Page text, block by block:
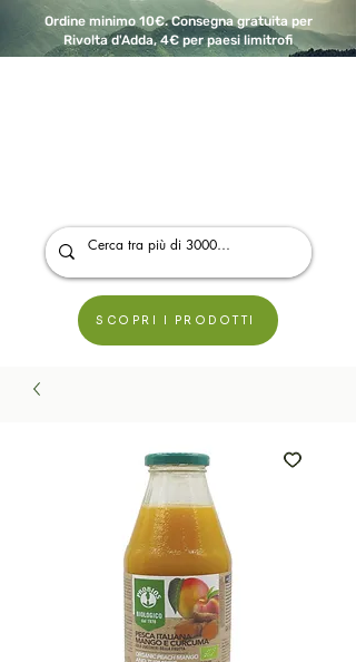
Ordine minimo 10€. Consegna gratuita per
Rivolta d'Adda, 4€ per paesi limitrofi
SCOPRI I PRODOTTI